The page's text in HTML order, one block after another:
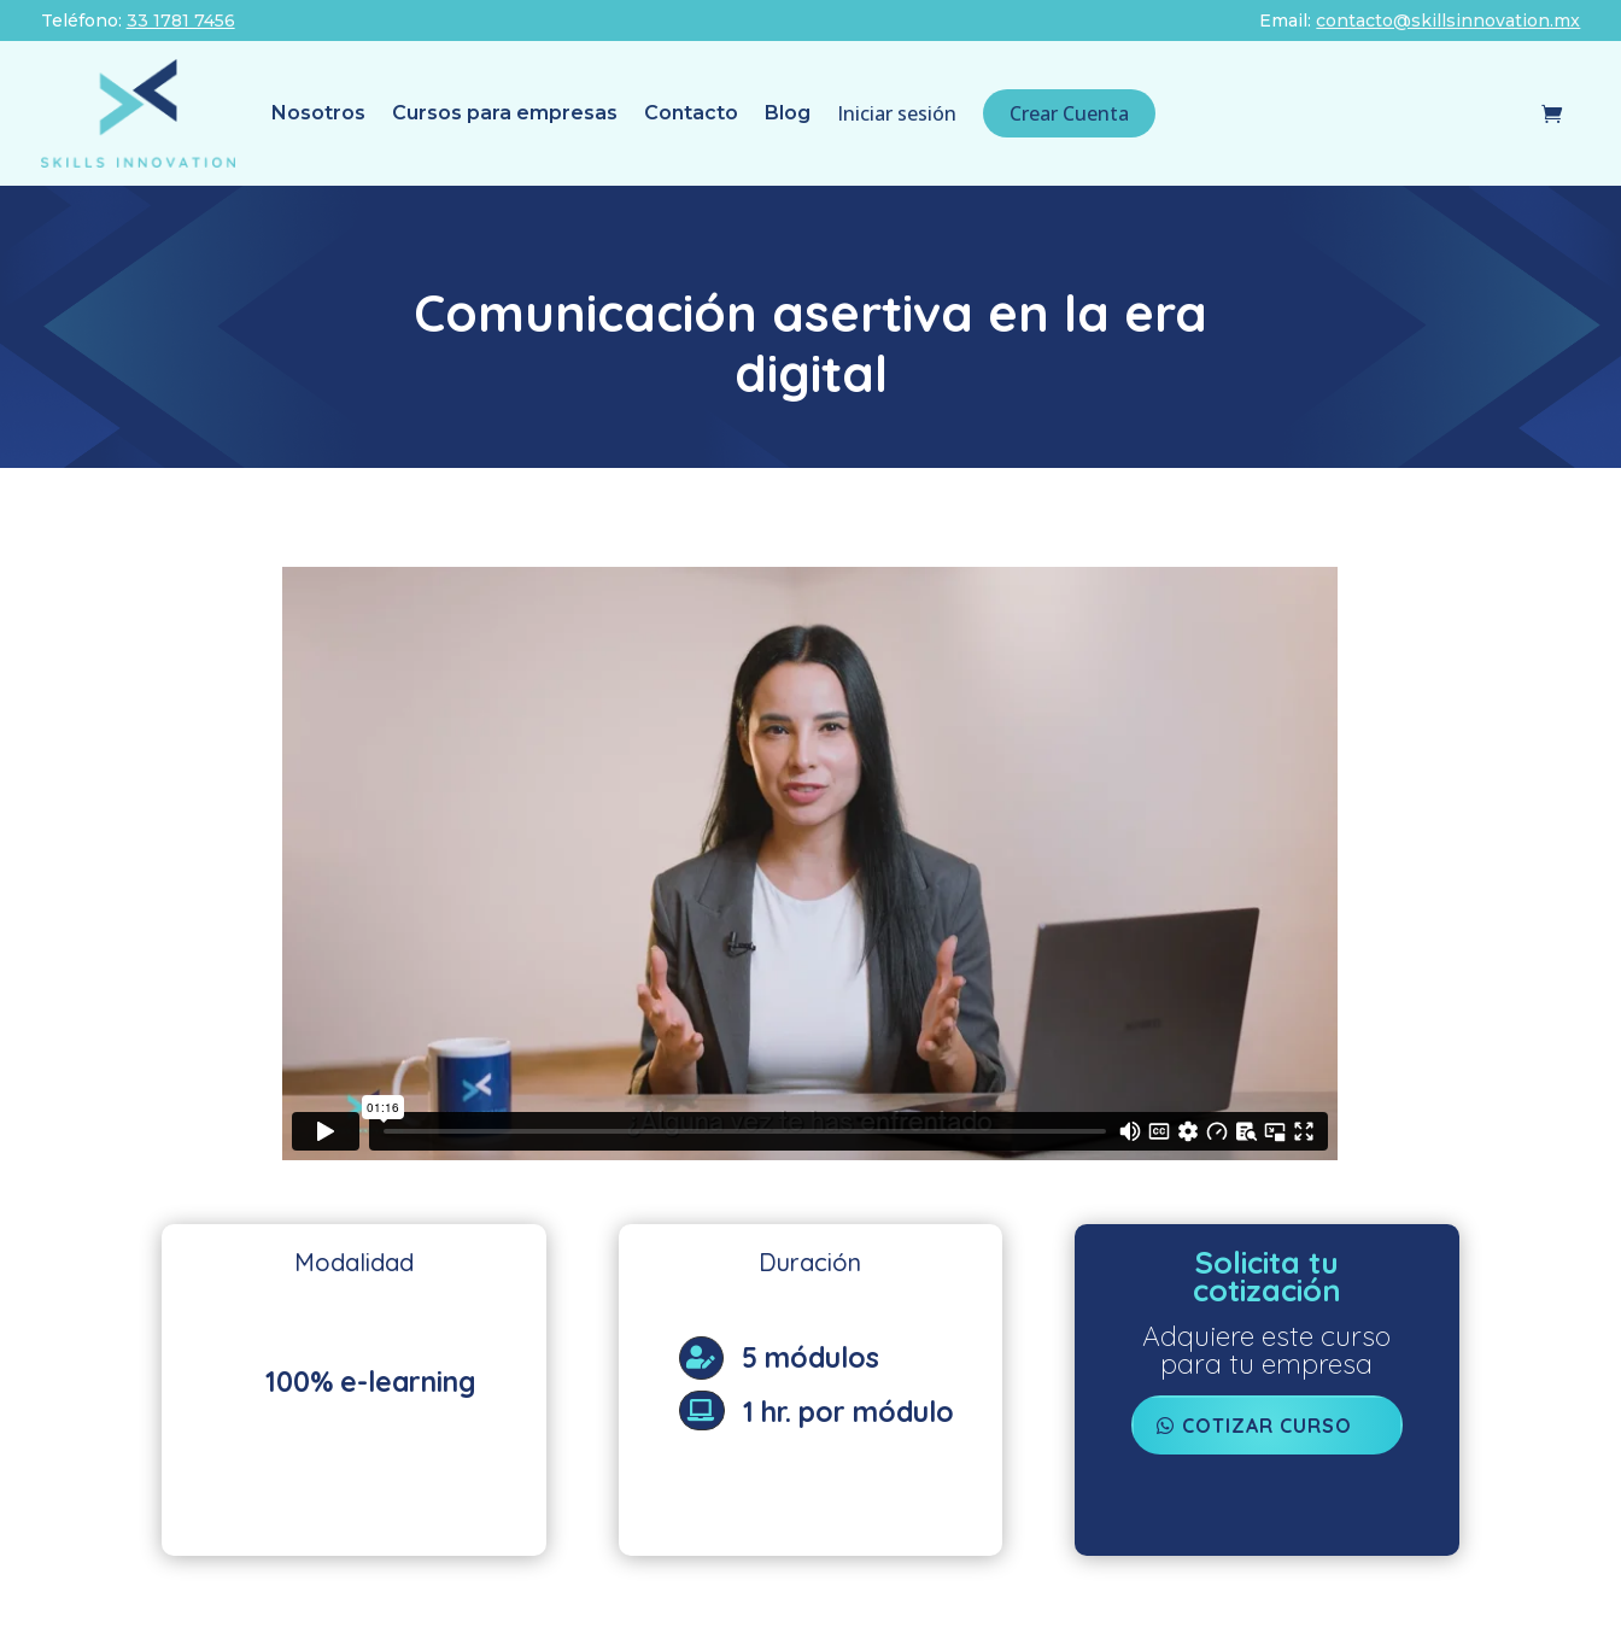
Teléfono: 33 1781 7456 Email:contacto@skillsinnovation.mx
Nosotros Cursos para empresas Contacto Blog Iniciar sesión Crear Cuenta
Comunicación asertiva en la era
digital
Modalidad
100% e-learning
Duración
 5 módulos
 1 hr. por módulo
Solicita tu
cotización
Adquiere este curso
para tu empresa
COTIZAR CURSO